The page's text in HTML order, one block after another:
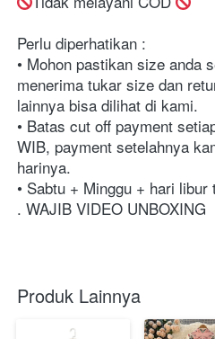
Perlu diperhatikan :⁣⁣⁣⁣⁣⁣⁣⁣⁣⁣⁣⁣⁣⁣⁣
• Mohon pastikan size anda
menerima tukar size dan
lainnya bisa dilihat di kami.⁣⁣⁣⁣⁣⁣⁣⁣⁣⁣⁣⁣⁣⁣⁣
• Batas cut off payment
WIB, payment setelahnya
harinya. ⁣⁣⁣⁣⁣⁣⁣⁣⁣⁣⁣⁣⁣⁣
• Sabtu + Minggu + hari libur
. WAJIB VIDEO UNBOXING
Produk Lainnya